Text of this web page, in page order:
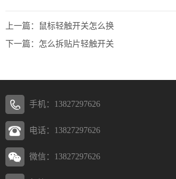
上一篇：
鼠标轻触开关怎么换
下一篇： 怎么拆贴片轻触开关
手机：13827297626
电话：13827297626
微信：13827297626